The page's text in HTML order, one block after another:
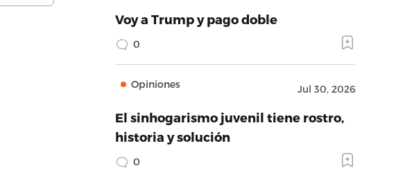
Voy a Trump y pago doble
0
Opiniones Jul 30, 2026
El sinhogarismo juvenil tiene rostro,
historia y solución
0